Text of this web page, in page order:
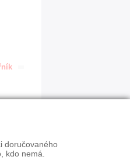
doručovaného
kdo nemá.